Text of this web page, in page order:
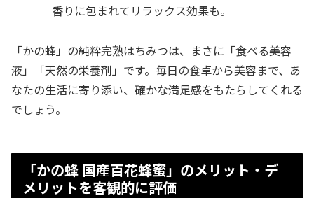
香りに包まれてリラックス効果も。
「かの蜂」の純粋完熟はちみつは、まさに「食べる美容
液」「天然の栄養剤」です。毎日の食卓から美容まで、あ
なたの生活に寄り添い、確かな満足感をもたらしてくれる
でしょう。
「かの蜂 国産百花蜂蜜」のメリット・デ
メリットを客観的に評価